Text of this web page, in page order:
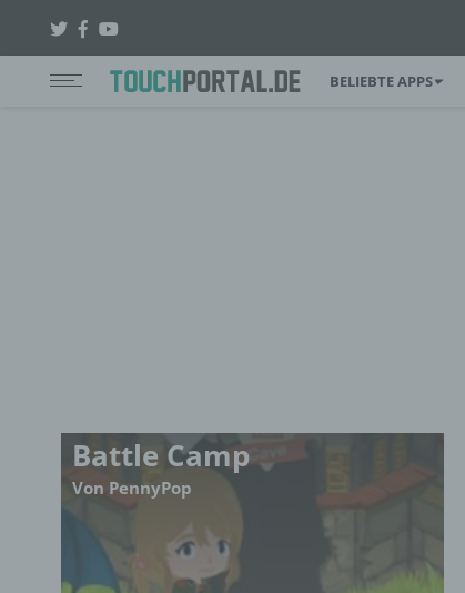
BELIEBTE APPS
Battle Camp
Von PennyPop